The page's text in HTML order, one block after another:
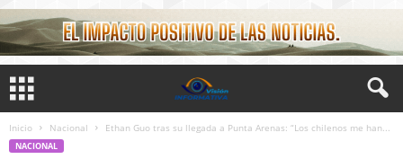
Inicio Nacional Ethan Guo tras su llegada a Punta Arenas: “Los chilenos me han...
NACIONAL